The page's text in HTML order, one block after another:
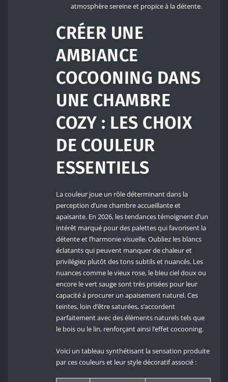
atmosphère sereine et propice à la détente.
CRÉER UNE
AMBIANCE
COCOONING DANS
UNE CHAMBRE
COZY : LES CHOIX
DE COULEUR
ESSENTIELS
La couleur joue un rôle déterminant dans la
perception d’une chambre accueillante et
apaisante. En 2026, les tendances témoignent d’un
intérêt marqué pour des palettes qui favorisent la
détente et l’harmonie visuelle. Oubliez les blancs
éclatants qui peuvent manquer de chaleur et
privilégiez plutôt des tons subtils et nuancés. Les
nuances comme le vieux rose, le bleu ciel doux ou
encore le vert sauge sont très prisées pour leur
capacité à procurer un apaisement naturel. Ces
teintes, loin d’être saturées, s’accordent
parfaitement avec des éléments naturels tels que
le bois ou le lin, renforçant ainsi l’effet cocooning.
Voici un tableau synthétisant la sensation produite
par ces couleurs et leur style décoratif associé :